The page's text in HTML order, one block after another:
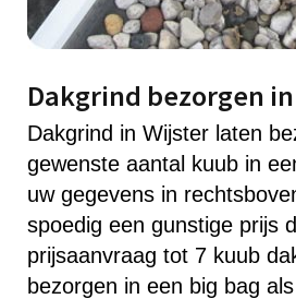
Dakgrind bezorgen
Dakgrind in Wijster laten
gewenste aantal kuub in
uw gegevens in
spoedig een gunstige prijs
prijsaanvraag tot 7 kuub
bezorgen in een big bag